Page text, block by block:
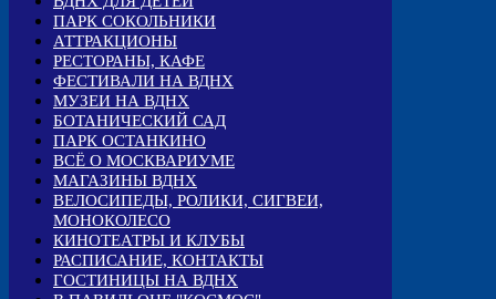
ПАРК СОКОЛЬНИКИ
АТТРАКЦИОНЫ
РЕСТОРАНЫ, КАФЕ
ФЕСТИВАЛИ НА ВДНХ
МУЗЕИ НА ВДНХ
БОТАНИЧЕСКИЙ САД
ПАРК ОСТАНКИНО
ВСЁ О МОСКВАРИУМЕ
МАГАЗИНЫ ВДНХ
ВЕЛОСИПЕДЫ, РОЛИКИ, СИГВЕИ,
МОНОКОЛЕСО
КИНОТЕАТРЫ И КЛУБЫ
РАСПИСАНИЕ, КОНТАКТЫ
ГОСТИНИЦЫ НА ВДНХ